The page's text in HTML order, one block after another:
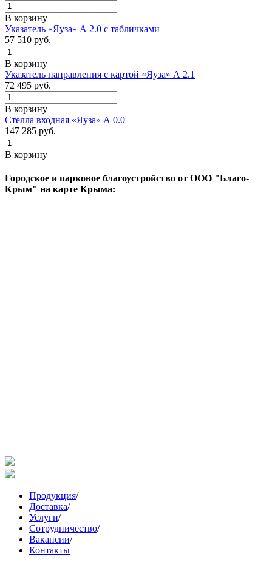
В корзину
Указатель «Яуза» А 2.0 с табличками
57 510 руб.
В корзину
Указатель направления с картой «Яуза» А 2.1
72 495 руб.
В корзину
Стелла входная «Яуза» А 0.0
147 285 руб.
В корзину
Городское и парковое благоустройство от ООО "Благо-
Крым" на карте Крыма:
Продукция/
Доставка/
Услуги/
Сотрудничество/
Вакансии/
Контакты